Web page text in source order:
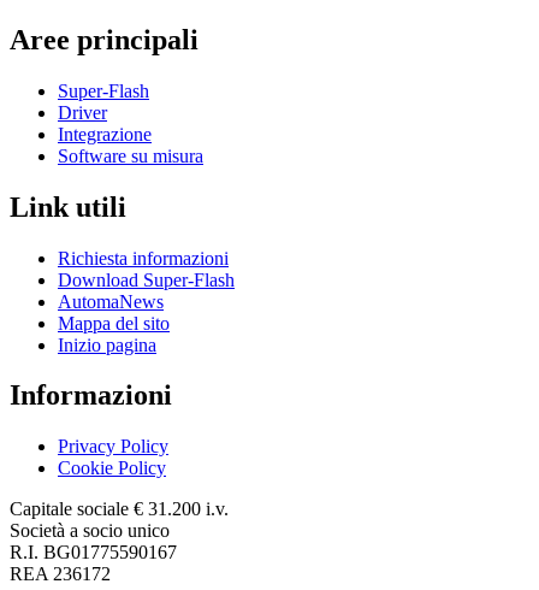
Aree principali
Super-Flash
Driver
Integrazione
Software su misura
Link utili
Richiesta informazioni
Download Super-Flash
AutomaNews
Mappa del sito
Inizio pagina
Informazioni
Privacy Policy
Cookie Policy
Capitale sociale € 31.200 i.v.
Società a socio unico
R.I. BG01775590167
REA 236172